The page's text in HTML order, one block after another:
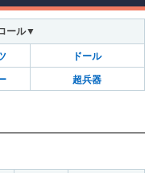
ール▼
ドール
超兵器